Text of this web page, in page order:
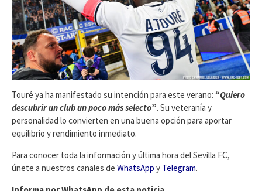
Touré ya ha manifestado su intención para este verano: “Quiero
descubrir un club un poco más selecto”. Su veteranía y
personalidad lo convierten en una buena opción para aportar
equilibrio y rendimiento inmediato.
Para conocer toda la información y última hora del Sevilla FC,
únete a nuestros canales de WhatsApp y Telegram.